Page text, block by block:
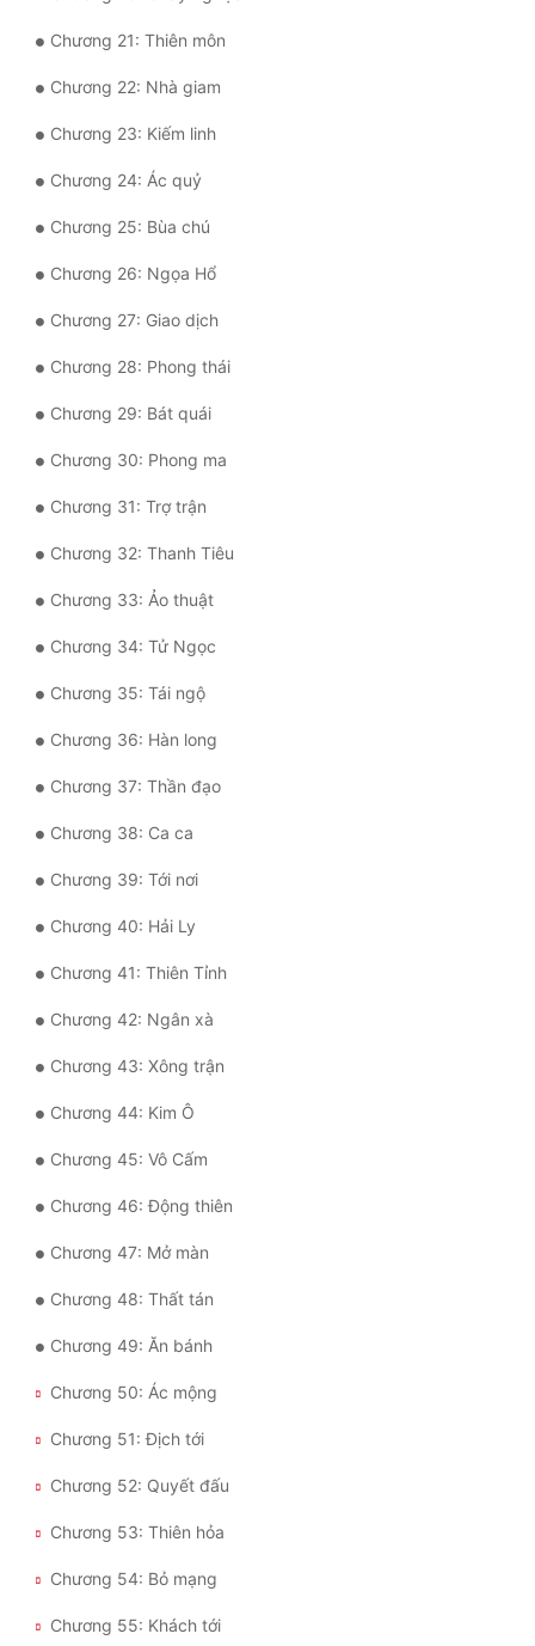
Quân Sự
Sảng Văn
Sủng
Thanh Xuân
Tiên Hiệp
Tiểu Thuyết
Trinh Thám
Triều Đấu
Trùng Sinh
Trọng Sinh
Tu Chân
Tu Tiên
Tội Phạm
Vô Địch
Xuyên Không
Chương 21: Thiên môn
Chương 22: Nhà giam
Chương 23: Kiếm linh
Chương 24: Ác quỷ
Chương 25: Bùa chú
Chương 26: Ngọa Hổ
Chương 27: Giao dịch
Chương 28: Phong thái
Chương 29: Bát quái
Chương 30: Phong ma
Chương 31: Trợ trận
Chương 32: Thanh Tiêu
Chương 33: Ảo thuật
Chương 34: Tử Ngọc
Chương 35: Tái ngộ
Chương 36: Hàn long
Chương 37: Thần đạo
Chương 38: Ca ca
Chương 39: Tới nơi
Chương 40: Hải Ly
Chương 41: Thiên Tỉnh
Chương 42: Ngân xà
Chương 43: Xông trận
Chương 44: Kim Ô
Chương 45: Vô Cấm
Chương 46: Động thiên
Chương 47: Mở màn
Chương 48: Thất tán
Chương 49: Ăn bánh
Chương 50: Ác mộng
Chương 51: Địch tới
Chương 52: Quyết đấu
Chương 53: Thiên hỏa
Chương 54: Bỏ mạng
Chương 55: Khách tới